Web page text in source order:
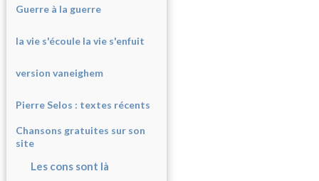
Guerre à la guerre
la vie s'écoule la vie s'enfuit
version vaneighem
Pierre Selos : textes récents
Chansons gratuites sur son
site
Les cons sont là